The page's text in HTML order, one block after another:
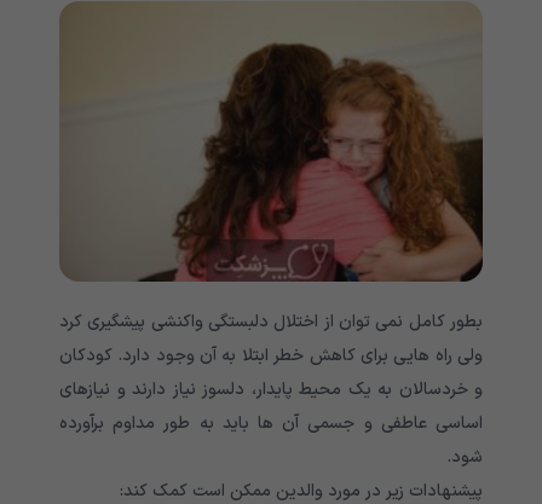
بطور کامل نمی توان از اختلال دلبستگی واکنشی پیشگیری کرد
ولی راه هایی برای کاهش خطر ابتلا به آن وجود دارد. کودکان
و خردسالان به یک محیط پایدار، دلسوز نیاز دارند و نیازهای
اساسی عاطفی و جسمی آن ها باید به طور مداوم برآورده
شود.
پیشنهادات زیر در مورد والدین ممکن است کمک کند: